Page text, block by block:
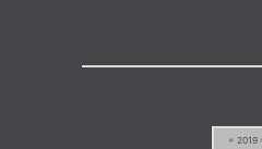
= 2019